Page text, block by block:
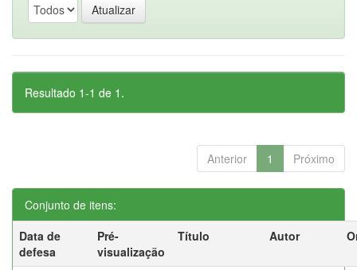
Resultado 1-1 de 1.
Anterior 1 Próximo
Conjunto de itens:
Data de
defesa
Pré-
visualização
Título Autor